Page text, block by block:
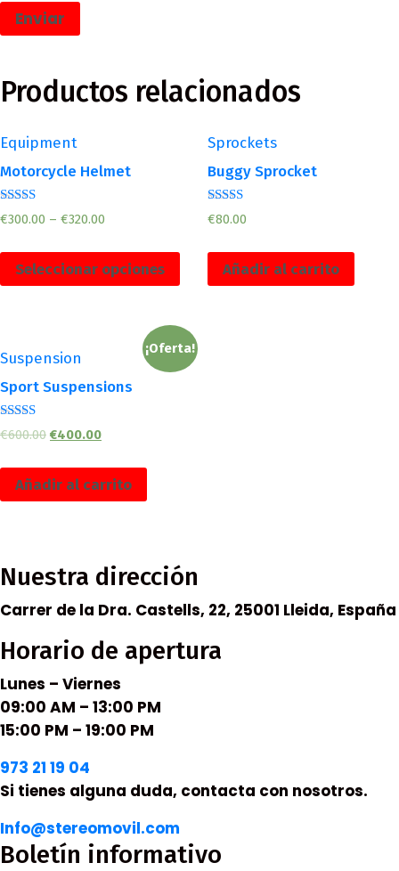
Productos relacionados
Equipment
Motorcycle Helmet
Valorado
en
de 5
€300.00 – €320.00
Seleccionar opciones
Sprockets
Buggy Sprocket
Valorado
en
de 5
€80.00
Añadir al carrito
¡Oferta!
Suspension
Sport Suspensions
Valorado
en
de 5
€600.00 €400.00
Añadir al carrito
Nuestra dirección
Carrer de la Dra. Castells, 22, 25001 Lleida, España
Horario de apertura
Lunes – Viernes
09:00 AM – 13:00 PM
15:00 PM – 19:00 PM
973 21 19 04
Si tienes alguna duda, contacta con nosotros.
Info@stereomovil.com
Boletín informativo